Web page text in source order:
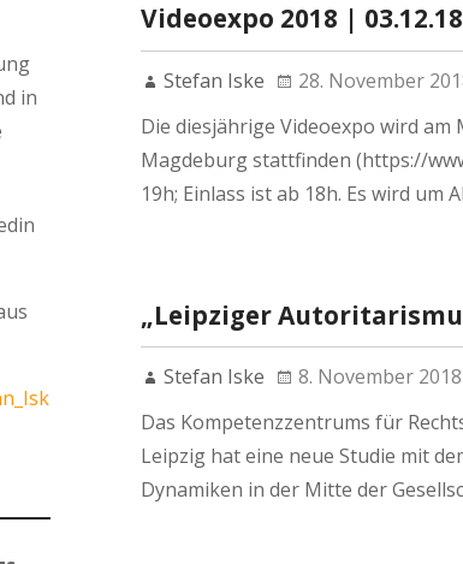
Videoexpo 2018 |
Stefan Iske
28. November
Die diesjährige Videoexpo wird
Magdeburg stattfinden (https://
19h; Einlass ist ab 18h. Es wird
„Leipziger
Stefan Iske
8. November 2018
Das Kompetenzzentrums für
Leipzig hat eine neue Studie mit
Dynamiken in der Mitte der
in